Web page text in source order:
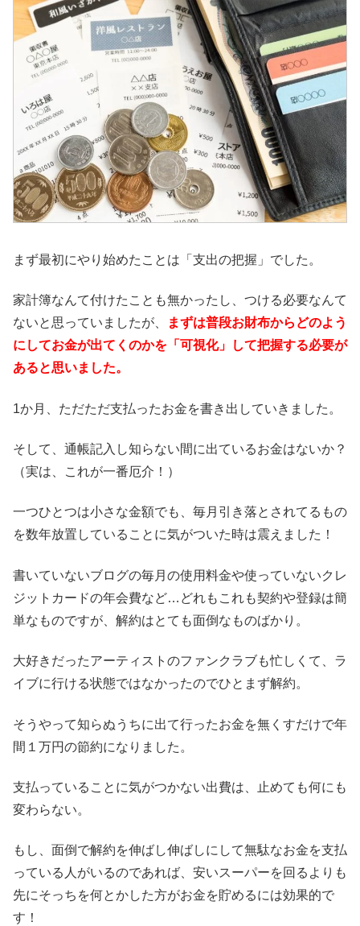
まず最初にやり始めたことは「支出の把握」でした。
家計簿なんて付けたことも無かったし、つける必要なんて
ないと思っていましたが、
まずは普段お財布からどのよう
にしてお金が出てくのかを「可視化」して把握する必要が
あると思いました。
1か月、ただただ支払ったお金を書き出していきました。
そして、通帳記入し知らない間に出ているお金はないか？
（実は、これが一番厄介！）
一つひとつは小さな金額でも、毎月引き落とされてるもの
を数年放置していることに気がついた時は震えました！
書いていないブログの毎月の使用料金や使っていないクレ
ジットカードの年会費など…どれもこれも契約や登録は簡
単なものですが、解約はとても面倒なものばかり。
大好きだったアーティストのファンクラブも忙しくて、ラ
イブに行ける状態ではなかったのでひとまず解約。
そうやって知らぬうちに出て行ったお金を無くすだけで年
間１万円の節約になりました。
支払っていることに気がつかない出費は、止めても何にも
変わらない。
もし、面倒で解約を伸ばし伸ばしにして無駄なお金を支払
っている人がいるのであれば、安いスーパーを回るよりも
先にそっちを何とかした方がお金を貯めるには効果的で
す！